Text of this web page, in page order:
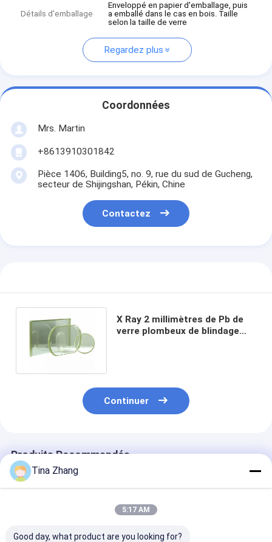
Détails d'emballage
Enveloppé en papier d'emballage, puis
a emballé dans le cas en bois. Taille
selon la taille de verre
Regardez plus
Coordonnées
Mrs. Martin
+8613910301842
Pièce 1406, Building5, no. 9, rue du sud de Gucheng,
secteur de Shijingshan, Pékin, Chine
Contactez
X Ray 2 millimètres de Pb de
verre plombeux de blindage
Continuer
Produits Recommandés
Tina Zhang
5:17 AM
Good day, what product are you looking for?